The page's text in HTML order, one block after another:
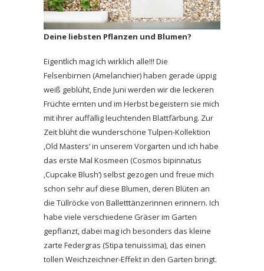
Deine liebsten Pflanzen und Blumen?
Eigentlich mag ich wirklich alle!!! Die
Felsenbirnen (Amelanchier) haben gerade üppig
weiß geblüht, Ende Juni werden wir die leckeren
Früchte ernten und im Herbst begeistern sie mich
mit ihrer auffällig leuchtenden Blattfärbung. Zur
Zeit blüht die wunderschöne Tulpen-Kollektion
‚Old Masters‘ in unserem Vorgarten und ich habe
das erste Mal Kosmeen (Cosmos bipinnatus
‚Cupcake Blush‘) selbst gezogen und freue mich
schon sehr auf diese Blumen, deren Blüten an
die Tüllröcke von Balletttänzerinnen erinnern. Ich
habe viele verschiedene Gräser im Garten
gepflanzt, dabei mag ich besonders das kleine
zarte Federgras (Stipa tenuissima), das einen
tollen Weichzeichner-Effekt in den Garten bringt.